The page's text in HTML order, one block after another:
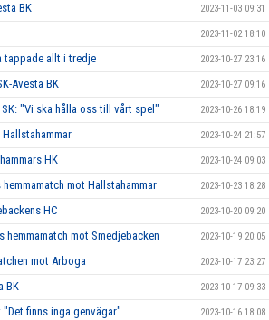
BK 2023-11-03 09:31
2023-11-02 18:10
tappade allt i tredje 2023-10-27 23:16
Avesta BK 2023-10-27 09:16
"Vi ska hålla oss till vårt spel" 2023-10-26 18:19
2023-10-24 21:57
HK 2023-10-24 09:03
mot Hallstahammar 2023-10-23 18:28
HC 2023-10-20 09:20
hemmamatch mot Smedjebacken 2023-10-19 20:05
mot Arboga 2023-10-17 23:27
BK 2023-10-17 09:33
finns inga genvägar" 2023-10-16 18:08